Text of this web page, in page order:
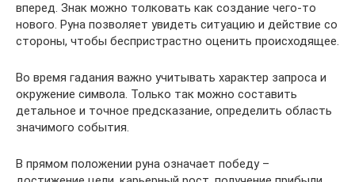
вперед. Знак можно толковать как создание чего-то
нового. Руна позволяет увидеть ситуацию и действие со
стороны, чтобы беспристрастно оценить происходящее.
Во время гадания важно учитывать характер запроса и
окружение символа. Только так можно составить
детальное и точное предсказание, определить область
значимого события.
В прямом положении руна означает победу –